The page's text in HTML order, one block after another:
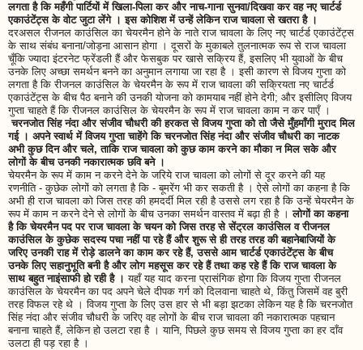
लगता है कि महँगी पार्टियों में खिला-पिला कर और नाच-गाना सुनवा/दिखवा कर वह नए चार्टर्ड
एकाउंटेंट्स के वोट जुटा लेंगे । इस कोशिश में उन्हें लेकिन राज चावला से खतरा है ।
दरअसल रीजनल काउंसिल का चेयरमैन होने के नाते राज चावला के लिए नए चार्टर्ड एकाउंटेंट्स
के साथ संबंध बनाना/जोड़ना आसान होगा । दूसरों के मुकाबले तुलनात्मक रूप से राज चावला
चूँकि ज्यादा इंटरनेट फ्रेंडली हैं और फेसबुक पर खासे सक्रिय हैं, इसलिए भी युवाओं के बीच
उनके लिए अच्छा समर्थन बनने का अनुमान लगाया जा रहा है । इसी कारण से विजय गुप्ता को
लगता है कि रीजनल काउंसिल के चेयरमैन के रूप में राज चावला की सक्रियता नए चार्टर्ड
एकाउंटेंट्स के बीच पैठ बनाने की उनकी योजना को कामयाब नहीं होने देगी; और इसीलिए विजय
गुप्ता चाहते हैं कि रीजनल काउंसिल के चेयरमैन के रूप में राज चावला काम न कर पाएँ ।
चरनजोत सिंह नंदा और संजीव चौधरी की हरकत से विजय गुप्ता को तो जैसे मुँहमाँगी मुराद मिल
गई । अपने स्वार्थ में विजय गुप्ता चाहेंगे कि चरनजोत सिंह नंदा और संजीव चौधरी का नाटक
अभी कुछ दिन और चले, ताकि राज चावला को कुछ काम करने का मौका न मिल सके और
लोगों के बीच उनकी नकारात्मक छवि बने ।
चेयरमैन के रूप में काम न करने देने के जरिये राज चावला को लोगों से दूर करने की यह
रणनीति - कुछेक लोगों को लगता है कि - बूमरेंग भी कर सकती है । ऐसे लोगों का कहना है कि
अभी ही राज चावला को जिस तरह की हमदर्दी मिल रही है उससे लग रहा है कि उन्हें चेयरमैन के
रूप में काम न करने देने से लोगों के बीच उनका समर्थन वास्तव में बढ़ा ही है ।लोगों का कहना
है कि चेयरमैन पद पर राज चावला के चयन को जिस तरह से सेंट्रल काउंसिल व रीजनल
काउंसिल के कुछेक सदस्य पचा नहीं पा रहे हैं और शुरू से ही तरह तरह की बहानेबाजियों के
जरिए उनकी राह में रोड़े डालने का काम कर रहे हैं, उससे आम चार्टर्ड एकाउंटेंट्स के बीच
उनके लिए सहानुभूति बनी है और लोग महसूस कर रहे हैं तथा कह रहे हैं कि राज चावला के
साथ बहुत नाइंसाफी हो रही है । यहाँ यह याद करना प्रासंगिक होगा कि विजय गुप्ता रीजनल
काउंसिल के चेयरमैन का पद अपने चेले दीपक गर्ग को दिलवाना चाहते थे, किंतु जिसमें वह बुरी
तरह विफल रहे थे । विजय गुप्ता के लिए उस हार से भी बड़ा झटका लेकिन यह है कि चरनजोत
सिंह नंदा और संजीव चौधरी के जरिए वह लोगों के बीच राज चावला की नकारात्मक पहचान
बनाना चाहते हैं, लेकिन हो उलटा रहा है । यानि, पिछले कुछ समय से विजय गुप्ता का हर दाँव
उलटा ही पड़ रहा है ।